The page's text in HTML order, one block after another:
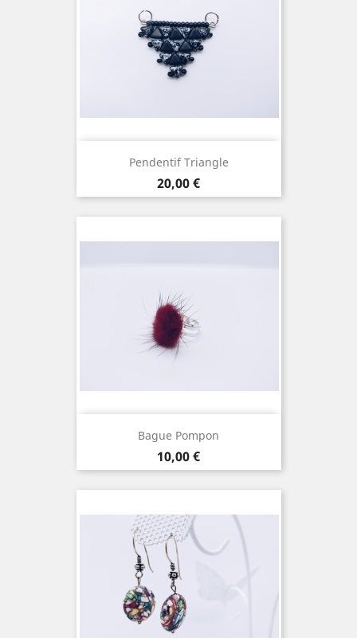
Pendentif Triangle
Prix
20,00 €
Bague Pompon
Prix
10,00 €